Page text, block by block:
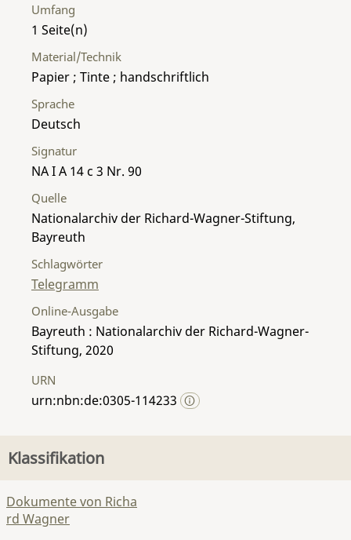
Umfang
1
Material/Technik
Papier ; Tinte ; handschriftlich
Sprache
Deutsch
Signatur
NA I A 14 c 3 Nr. 90
Quelle
Nationalarchiv der Richard-Wagner-Stiftung,
Bayreuth
Schlagwörter
Telegramm
Online-Ausgabe
Bayreuth : Nationalarchiv der Richard-Wagner-
Stiftung, 2020
URN
urn:nbn:de:0305-114233
Klassifikation
Dokumente von Richa
rd Wagner